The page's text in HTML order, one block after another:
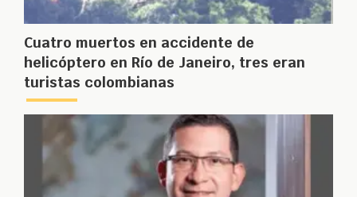
Cuatro muertos en accidente de
helicóptero en Río de Janeiro, tres eran
turistas colombianas